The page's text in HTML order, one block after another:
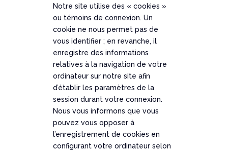
Notre site utilise des « cookies »
ou témoins de connexion. Un
cookie ne nous permet pas de
vous identifier ; en revanche, il
enregistre des informations
relatives à la navigation de votre
ordinateur sur notre site afin
d’établir les paramètres de la
session durant votre connexion.
Nous vous informons que vous
pouvez vous opposer à
l’enregistrement de cookies en
configurant votre ordinateur selon